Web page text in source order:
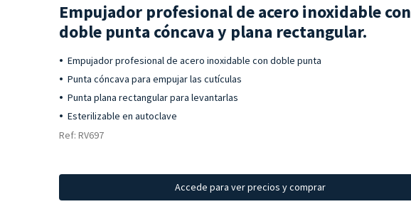
Empujador profesional de acero inoxidable con
doble punta cóncava y plana rectangular.
Empujador profesional de acero inoxidable con doble punta
Punta cóncava para empujar las cutículas
Punta plana rectangular para levantarlas
Esterilizable en autoclave
Ref: RV697
Accede para ver precios y comprar